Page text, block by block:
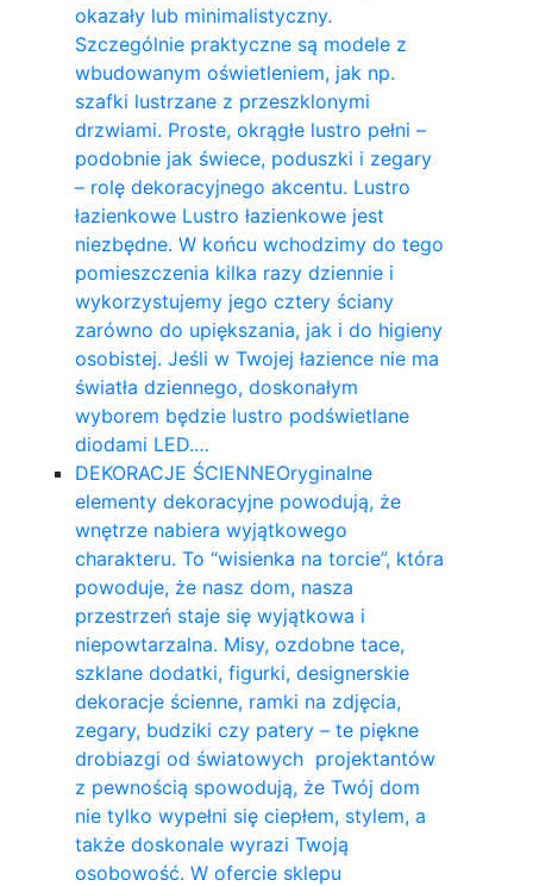
okazały lub minimalistyczny.
Szczególnie praktyczne są modele z
wbudowanym oświetleniem, jak np.
szafki lustrzane z przeszklonymi
drzwiami. Proste, okrągłe lustro pełni –
podobnie jak świece, poduszki i zegary
– rolę dekoracyjnego akcentu. Lustro
łazienkowe Lustro łazienkowe jest
niezbędne. W końcu wchodzimy do tego
pomieszczenia kilka razy dziennie i
wykorzystujemy jego cztery ściany
zarówno do upiększania, jak i do higieny
osobistej. Jeśli w Twojej łazience nie ma
światła dziennego, doskonałym
wyborem będzie lustro podświetlane
diodami LED.…
DEKORACJE ŚCIENNEOryginalne
elementy dekoracyjne powodują, że
wnętrze nabiera wyjątkowego
charakteru. To “wisienka na torcie”, która
powoduje, że nasz dom, nasza
przestrzeń staje się wyjątkowa i
niepowtarzalna. Misy, ozdobne tace,
szklane dodatki, figurki, designerskie
dekoracje ścienne, ramki na zdjęcia,
zegary, budziki czy patery – te piękne
drobiazgi od światowych projektantów
z pewnością spowodują, że Twój dom
nie tylko wypełni się ciepłem, stylem, a
także doskonale wyrazi Twoją
osobowość. W ofercie sklepu